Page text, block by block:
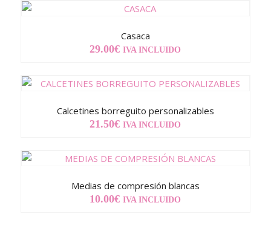
Casaca
29.00€ IVA INCLUIDO
Calcetines borreguito personalizables
21.50€ IVA INCLUIDO
Medias de compresión blancas
10.00€ IVA INCLUIDO